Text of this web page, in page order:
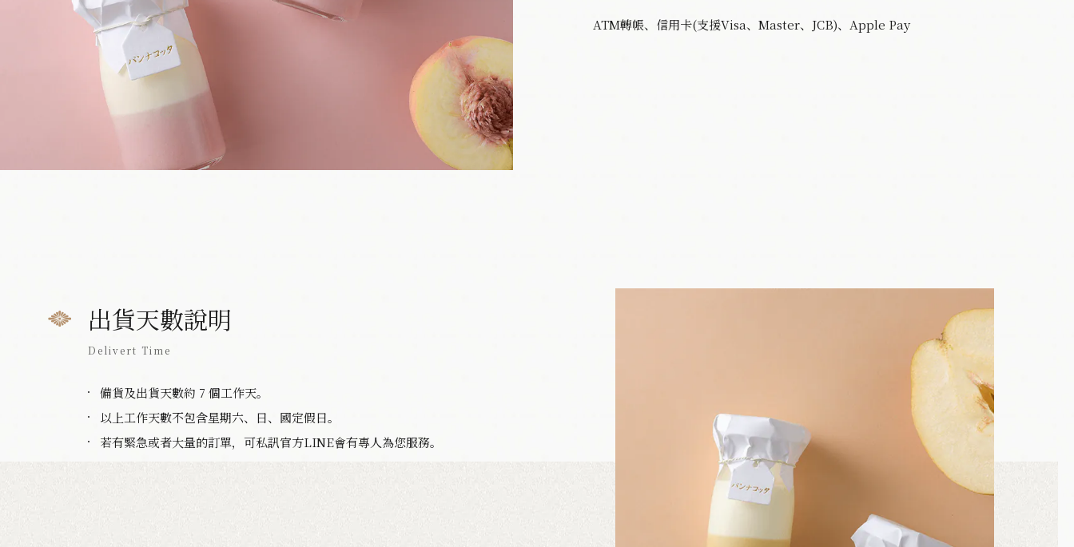
ATM轉帳、信用卡(支援Visa、Master、JCB)、Apple Pay
出貨天數說明
Delivert Time
備貨及出貨天數約 7 個工作天。
以上工作天數不包含星期六、日、國定假日。
若有緊急或者大量的訂單，可私訊官方LINE會有專人為您服務。